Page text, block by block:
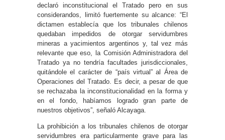
declaró inconstitucional el Tratado pero en sus
considerandos, limitó fuertemente su alcance: “El
dictamen establecía que los tribunales chilenos
quedaban impedidos de otorgar servidumbres
mineras a yacimientos argentinos y, tal vez más
relevante que eso, la Comisión Administradora del
Tratado ya no tendría facultades jurisdiccionales,
quitándole el carácter de “país virtual” al Área de
Operaciones del Tratado. Es decir, a pesar de que
se rechazaba la inconstitucionalidad en la forma y
en el fondo, habíamos logrado gran parte de
nuestros objetivos”, señaló Alcayaga.
La prohibición a los tribunales chilenos de otorgar
servidumbres era particularmente grave para las